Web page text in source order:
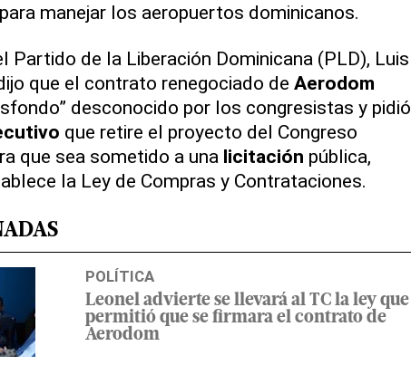
manejar los aeropuertos dominicanos.
Partido de la Liberación Dominicana (PLD), Luis
que el contrato renegociado de Aerodom
desconocido por los congresistas y pidió
que retire el proyecto del Congreso
que sea sometido a una licitación pública,
la Ley de Compras y Contrataciones.
POLÍTICA
Leonel advierte se llevará al TC la ley que
permitió que se firmara el contrato de
Aerodom